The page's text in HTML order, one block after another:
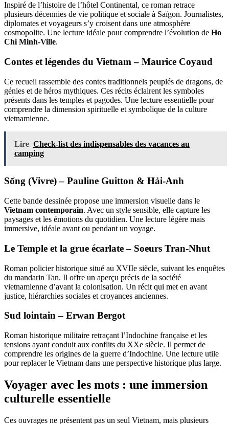
Inspiré de l’histoire de l’hôtel Continental, ce roman retrace
plusieurs décennies de vie politique et sociale à Saïgon. Journalistes,
diplomates et voyageurs s’y croisent dans une atmosphère
cosmopolite. Une lecture idéale pour comprendre l’évolution de Ho
Chi Minh-Ville.
Contes et légendes du Vietnam – Maurice Coyaud
Ce recueil rassemble des contes traditionnels peuplés de dragons, de
génies et de héros mythiques. Ces récits éclairent les symboles
présents dans les temples et pagodes. Une lecture essentielle pour
comprendre la dimension spirituelle et symbolique de la culture
vietnamienne.
Lire Check-list des indispensables des vacances au
camping
Sống (Vivre) – Pauline Guitton & Hải-Anh
Cette bande dessinée propose une immersion visuelle dans le
Vietnam contemporain. Avec un style sensible, elle capture les
paysages et les émotions du quotidien. Une lecture légère mais
immersive, idéale avant ou pendant un voyage.
Le Temple et la grue écarlate – Soeurs Tran-Nhut
Roman policier historique situé au XVIIe siècle, suivant les enquêtes
du mandarin Tan. Il offre un aperçu précis de la société
vietnamienne d’avant la colonisation. Un récit qui met en avant
justice, hiérarchies sociales et croyances anciennes.
Sud lointain – Erwan Bergot
Roman historique militaire retraçant l’Indochine française et les
tensions ayant conduit aux conflits du XXe siècle. Il permet de
comprendre les origines de la guerre d’Indochine. Une lecture utile
pour replacer le Vietnam dans une perspective historique plus large.
Voyager avec les mots : une immersion
culturelle essentielle
Ces ouvrages ne présentent pas un seul Vietnam, mais plusieurs